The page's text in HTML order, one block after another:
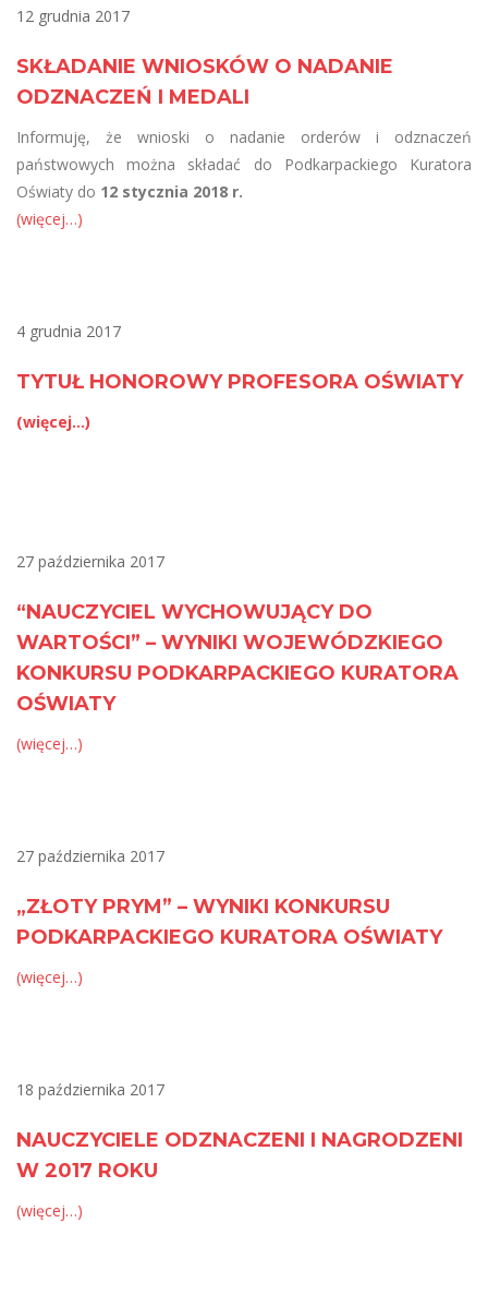
12 grudnia 2017
SKŁADANIE WNIOSKÓW O NADANIE
ODZNACZEŃ I MEDALI
Informuję, że wnioski o nadanie orderów i odznaczeń
państwowych można składać do Podkarpackiego Kuratora
Oświaty do 12 stycznia 2018 r.
(więcej…)
4 grudnia 2017
TYTUŁ HONOROWY PROFESORA OŚWIATY
(więcej…)
27 października 2017
“NAUCZYCIEL WYCHOWUJĄCY DO
WARTOŚCI” – WYNIKI WOJEWÓDZKIEGO
KONKURSU PODKARPACKIEGO KURATORA
OŚWIATY
(więcej…)
27 października 2017
„ZŁOTY PRYM” – WYNIKI KONKURSU
PODKARPACKIEGO KURATORA OŚWIATY
(więcej…)
18 października 2017
NAUCZYCIELE ODZNACZENI I NAGRODZENI
W 2017 ROKU
(więcej…)